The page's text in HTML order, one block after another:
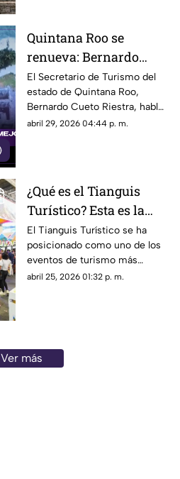
Quintana Roo se
renueva: Bernardo
Cueto habla sobre
proyectos en el estado
para 2026
El Secretario de Turismo del
estado de Quintana Roo,
Bernardo Cueto Riestra, habló
sobre los proyectos en el
abril 29, 2026 04:44 p. m.
¿Qué es el Tianguis
Turístico? Esta es la
finalidad del evento de
turismo más grande de
México
El Tianguis Turístico se ha
posicionado como uno de los
eventos de turismo más
grandes de México y aquí te
abril 25, 2026 01:32 p. m.
Ver más